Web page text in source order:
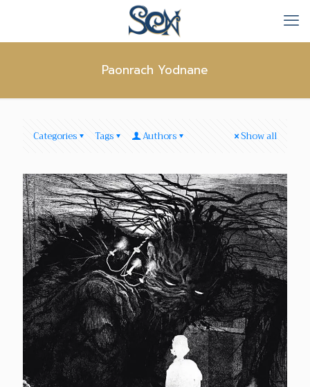
Paonrach Yodnane
Categories Tags Authors Show all